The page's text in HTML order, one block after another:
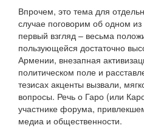
Впрочем, это тема для
случае поговорим об одном
первый взгляд – весьма
пользующейся достаточно
Армении, внезапная
политическом поле и
тезисах акценты вызвали,
вопросы. Речь о Гаро (или
участнике форума,
медиа и общественности.